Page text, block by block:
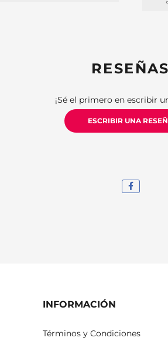
¡Sé el primero en escribir
ESCRIBIR UNA
INFORMACIÓN
Términos y Condiciones